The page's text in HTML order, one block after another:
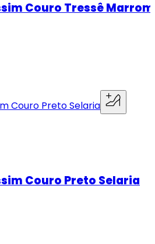
Couro Tressê Marrom
Couro Preto Selaria